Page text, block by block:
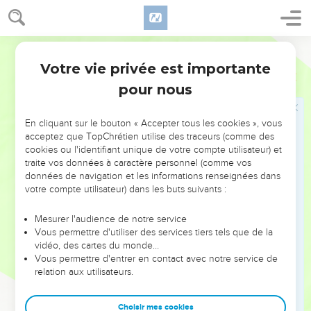
Ephésiens 4
et à vous revêtir de l'homme nouveau, créé selon Dieu
dans la justice et la sainteté que produit la vérité.
C'est pourquoi, vous débarrassant du mensonge, dites
chacun la vérité à votre prochain, car nous sommes membres
les uns des autres.
Si vous vous mettez en colère, ne péchez pas. Que le
et ne laissez aucune place au diable.
Que celui qui volait cesse de voler ; qu'il se donne plutôt
la peine de travailler honnêtement de ses [propres] mains
pour avoir de quoi donner à celui qui est dans le besoin.
mais seulement de bonnes paroles qui, en fonction des
besoins, servent à l’édification et transmettent une grâce à
ceux qui les entendent.
30
été marqués d’une empreinte pour le jour de la libération.
Votre vie privée est importante
pour nous
En cliquant sur le bouton « Accepter tous les cookies », vous
acceptez que TopChrétien utilise des traceurs (comme des
cookies ou l'identifiant unique de votre compte utilisateur) et
traite vos données à caractère personnel (comme vos
données de navigation et les informations renseignées dans
votre compte utilisateur) dans les buts suivants :
Mesurer l'audience de notre service
Vous permettre d'utiliser des services tiers tels que de la
vidéo, des cartes du monde…
Vous permettre d'entrer en contact avec notre service de
relation aux utilisateurs.
Choisir mes cookies